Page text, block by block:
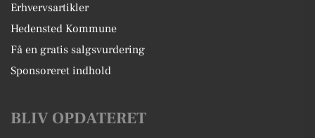
Erhvervsartikler
Hedensted Kommune
Få en gratis salgsvurdering
Sponsoreret indhold
BLIV OPDATERET